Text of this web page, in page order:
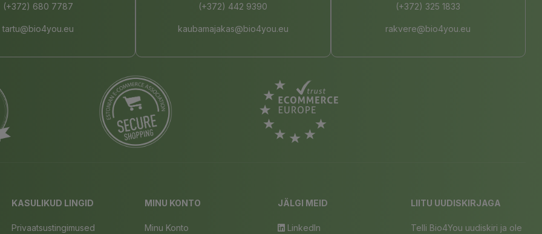
(+372) 680 7787
tartu@bio4you.eu
(+372) 442 9390
kaubamajakas@bio4you.eu
(+372) 325 1833
rakvere@bio4you.eu
KASULIKUD LINGID
Privaatsustingimused
MINU KONTO
Minu Konto
JÄLGI MEID
LinkedIn
LIITU UUDISKIRJAGA
Telli Bio4You uudiskiri ja ole